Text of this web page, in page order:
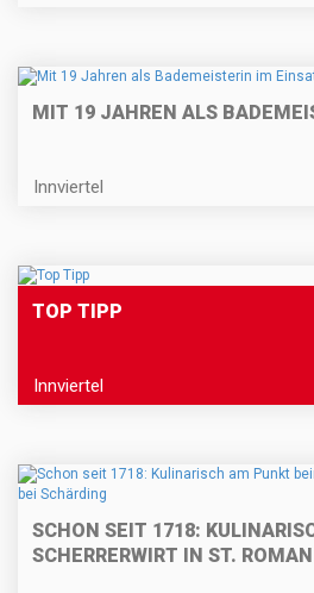
MIT 19 JAHREN ALS
Innviertel
TOP TIPP
Innviertel
SCHON SEIT 1718:
SCHERRERWIRT IN ST.